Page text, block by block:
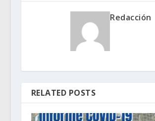
Redacción
RELATED POSTS